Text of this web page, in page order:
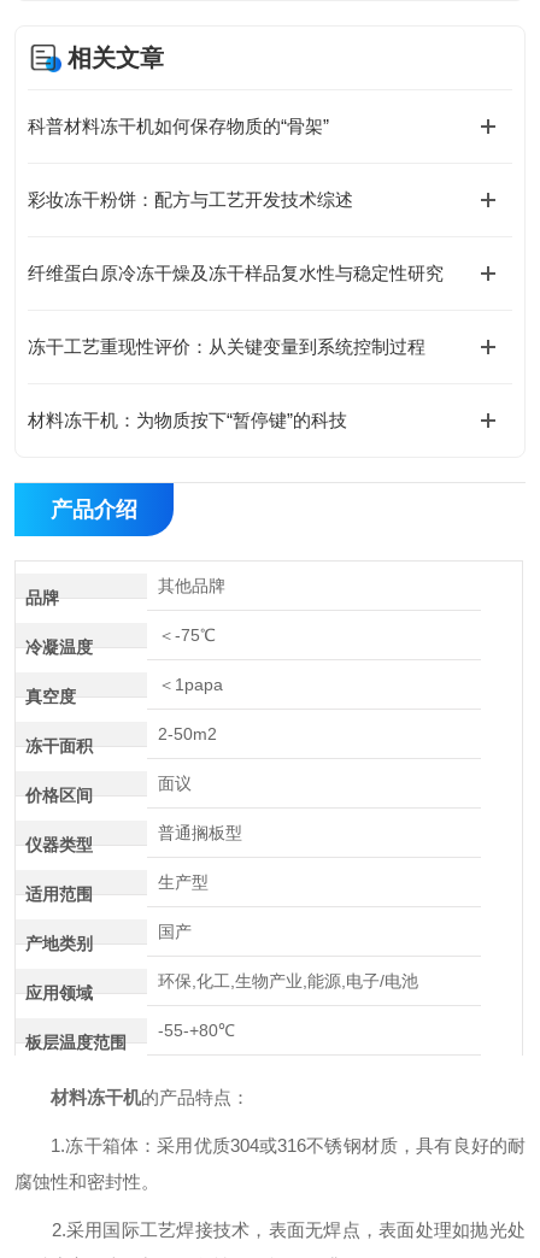
相关文章
科普材料冻干机如何保存物质的“骨架”
彩妆冻干粉饼：配方与工艺开发技术综述
纤维蛋白原冷冻干燥及冻干样品复水性与稳定性研究
冻干工艺重现性评价：从关键变量到系统控制过程
材料冻干机：为物质按下“暂停键”的科技
产品介绍
品牌
其他品牌
冷凝温度
＜-75℃
真空度
＜1papa
冻干面积
2-50m2
价格区间
面议
仪器类型
普通搁板型
适用范围
生产型
产地类别
国产
应用领域
环保,化工,生物产业,能源,电子/电池
板层温度范围
-55-+80℃
材料冻干机的产品特点：
1.冻干箱体：采用优质304或316不锈钢材质，具有良好的耐
腐蚀性和密封性。
2.采用国际工艺焊接技术，表面无焊点，表面处理如抛光处